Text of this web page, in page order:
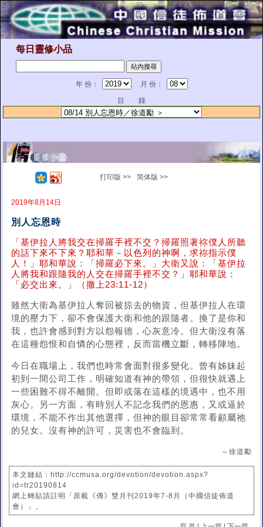
每日靈修小品
年 份：
月 份：
目 錄
打印版 >> 简体版 >>
2019年8月14日
別人忘恩時
「基伊拉人將我交在掃羅手裡不交？掃羅照著祢僕人所聽
的話下來不下來？耶和華－以色列的神啊，求祢指示僕
人！」耶和華說：「掃羅必下來。」大衛又說：「基伊拉
人將我和跟隨我的人交在掃羅手裡不交？」耶和華說：
「必交出來。」（撒上23:11-12）
雖然大衛為基伊拉人奪回被掠去的物資，但基伊拉人在環
境的壓力下，卻不會保護大衛和他的跟隨者。換了是你和
我，也許會感到對方以怨報德，心灰意冷。但大衛沒有落
在這種怨恨和自憐的心態裡，反而當機立斷，轉移陣地。
今日在職場上，我們也時常會面對很多變化。曾有姊妹起
初到一間公司工作，明確知道有神的帶領，但很快就遇上
一些困難不得不離開。但即或落在這樣的境遇中，也不用
灰心。另一方面，有時別人不記念我們的恩惠，又或逼於
環境，不能不作出其他選擇，但神的眼目卻常常看顧屬祂
的兒女。沒有神的許可，災害也不會臨到。
～徐道勵
本文鏈結：http://ccmusa.org/devotion/devotion.aspx?
id=tr20190814
網上轉貼請註明「原載《傳》雙月刊2019年7-8月（中國信徒佈道
會）」。